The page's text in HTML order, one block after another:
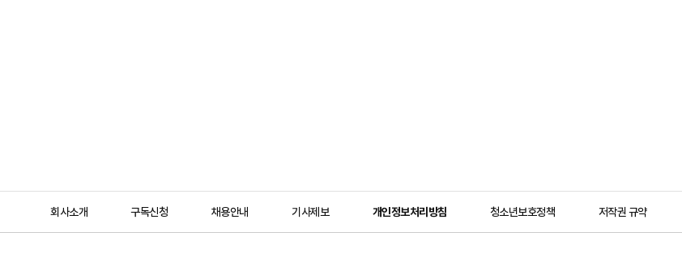
회사소개 구독신청 채용안내 기사제보 개인정보처리방침 청소년보호정책 저작권 규약